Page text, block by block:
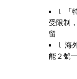
l 「
受限制
留
l 海
能２號